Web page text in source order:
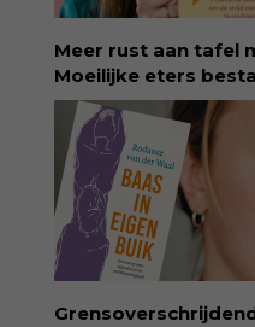
Meer rust aan tafel
Moeilijke eters
kinderdiëtist en
Demeyer
zien wat
eetgedrag dat
aandacht voor
neurodivergentie en
helpt ze
laten en maakt ze
moment van
boekhandel! Lees